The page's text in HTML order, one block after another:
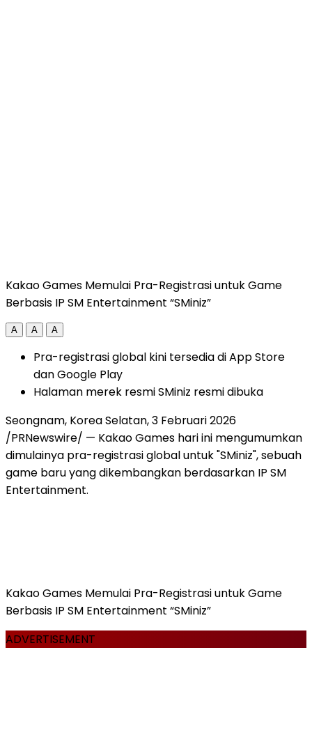
Kakao Games Memulai Pra-Registrasi untuk Game
Berbasis IP SM Entertainment “SMiniz”
A A A
Pra-registrasi global kini tersedia di App Store
dan Google Play
Halaman merek resmi SMiniz resmi dibuka
Seongnam, Korea Selatan,3 Februari 2026
/PRNewswire/ — Kakao Games hari ini mengumumkan
dimulainya pra-registrasi global untuk "SMiniz", sebuah
game baru yang dikembangkan berdasarkan IP SM
Entertainment.
Kakao Games Memulai Pra-Registrasi untuk Game
Berbasis IP SM Entertainment “SMiniz”
ADVERTISEMENT